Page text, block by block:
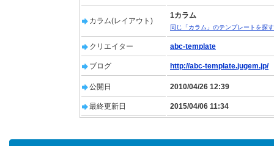
カラム(レイアウト)
1カラム
同じ「カラム」のテンプレートを探
クリエイター abc-template
ブログ http://abc-template.jugem.jp/
公開日 2010/04/26 12:39
最終更新日 2015/04/06 11:34